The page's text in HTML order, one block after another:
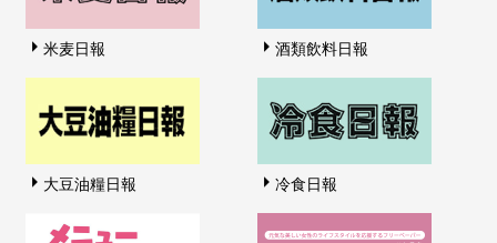
米麦日報 酒類飲料日報
大豆油糧日報 冷食日報